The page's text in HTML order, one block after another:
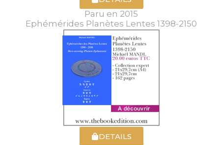
Paru en 2015
Ephémérides Planètes Lentes 1398-2150
DETAILS